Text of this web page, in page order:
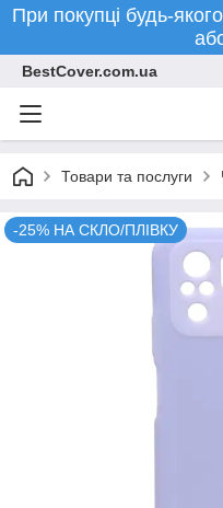
При покупці будь-
BestCover.com.ua
Товари та послуги
-25% НА СКЛО/ПЛІВКУ